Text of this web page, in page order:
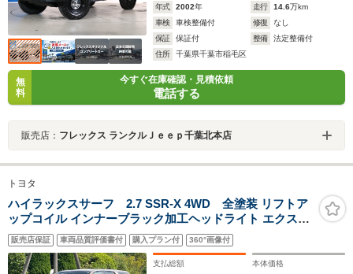
年式 2002年 走行 14.6万km
車検
車検整備付 修復
なし
保証
保証付 整備
法定整備付
住所
千葉県千葉市稲毛区
無
料
今すぐ在庫確認・見積依頼
電話する
販売店： フレックス ランクルＪｅｅｐ千葉北本店
トヨタ
ハイラックスサーフ 2.7 SSR-X 4WD 全塗装 リフトア
ップコイル インナーブラック加工ヘッドライト エクスト
リームJ17インチ新品アルミホイール グラントレックR/T
新品タイヤ LEDマーカー付フロントグリル ベレッツァシ
ートカバー サンルーフ キーレス
販売店保証 車両品質評価書付 購入プラン付 360°画像付
支払総額 本体価格